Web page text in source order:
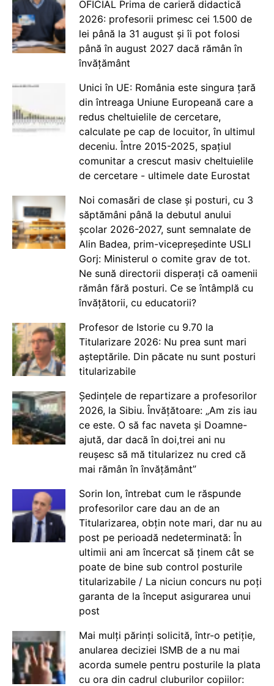
OFICIAL Prima de carieră didactică
2026: profesorii primesc cei 1.500 de
lei până la 31 august și îi pot folosi
până în august 2027 dacă rămân în
învățământ
Unici în UE: România este singura țară
din întreaga Uniune Europeană care a
redus cheltuielile de cercetare,
calculate pe cap de locuitor, în ultimul
deceniu. Între 2015-2025, spațiul
comunitar a crescut masiv cheltuielile
de cercetare - ultimele date Eurostat
Noi comasări de clase și posturi, cu 3
săptămâni până la debutul anului
școlar 2026-2027, sunt semnalate de
Alin Badea, prim-vicepreședinte USLI
Gorj: Ministerul o comite grav de tot.
Ne sună directorii disperați că oamenii
rămân fără posturi. Ce se întâmplă cu
învățătorii, cu educatorii?
Profesor de Istorie cu 9.70 la
Titularizare 2026: Nu prea sunt mari
așteptările. Din păcate nu sunt posturi
titularizabile
Ședințele de repartizare a profesorilor
2026, la Sibiu. Învățătoare: „Am zis iau
ce este. O să fac naveta și Doamne-
ajută, dar dacă în doi,trei ani nu
reușesc să mă titularizez nu cred că
mai rămân în învățământ”
Sorin Ion, întrebat cum le răspunde
profesorilor care dau an de an
Titularizarea, obțin note mari, dar nu au
post pe perioadă nedeterminată: În
ultimii ani am încercat să ținem cât se
poate de bine sub control posturile
titularizabile / La niciun concurs nu poți
garanta de la început asigurarea unui
post
Mai mulți părinți solicită, într-o petiție,
anularea deciziei ISMB de a nu mai
acorda sumele pentru posturile la plata
cu ora din cadrul cluburilor copiilor: